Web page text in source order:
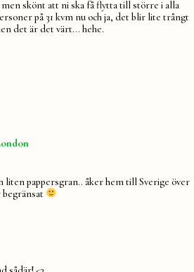
skönt att ni ska få flytta till större i alla
på 31 kvm nu och ja, det blir lite trångt
det är det värt… hehe.
liten pappersgran.. åker hem till Sverige över